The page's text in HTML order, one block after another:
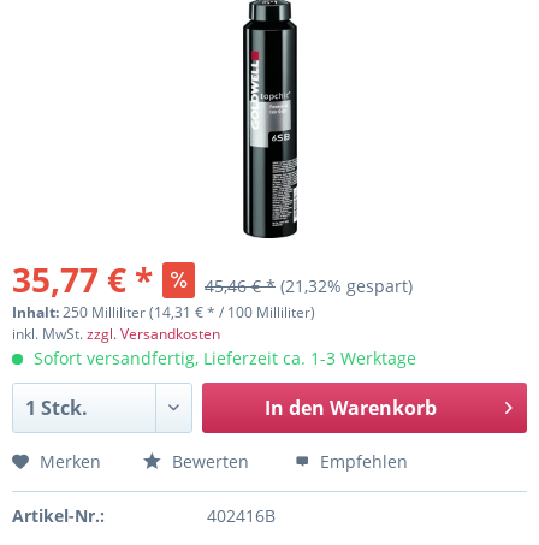
35,77 € * 45,46 € * (21,32% gespart)
Inhalt:250 Milliliter (14,31 € * / 100 Milliliter)
inkl. MwSt.zzgl. Versandkosten
Sofort versandfertig, Lieferzeit ca. 1-3 Werktage
In den Warenkorb
Merken Bewerten Empfehlen
Artikel-Nr.: 402416B